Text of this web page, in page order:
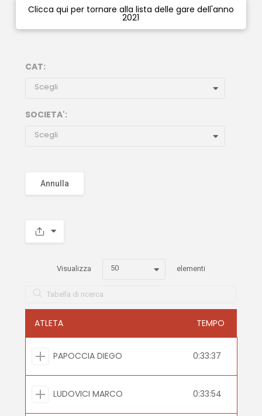
Clicca qui per tornare alla lista delle gare dell'anno
2021
CAT:
Scegli
SOCIETA':
Scegli
Annulla
Visualizza 50 elementi
ATLETA TEMPO
PAPOCCIA DIEGO 0:33:37
LUDOVICI MARCO 0:33:54